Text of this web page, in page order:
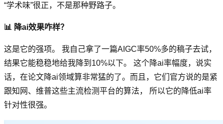
“学术味”很正，不是那种野路子。
📊 降ai效果咋样？
这是它的强项。 我自己拿了一篇AIGC率50%多的稿子去试，
结果它能稳稳地给我降到10%以下。 这个降ai率幅度，说实
话，在论文降ai领域算非常猛的了。而且，它们官方说的是紧
跟知网、维普这些主流检测平台的算法， 所以它的降低ai率
针对性很强。